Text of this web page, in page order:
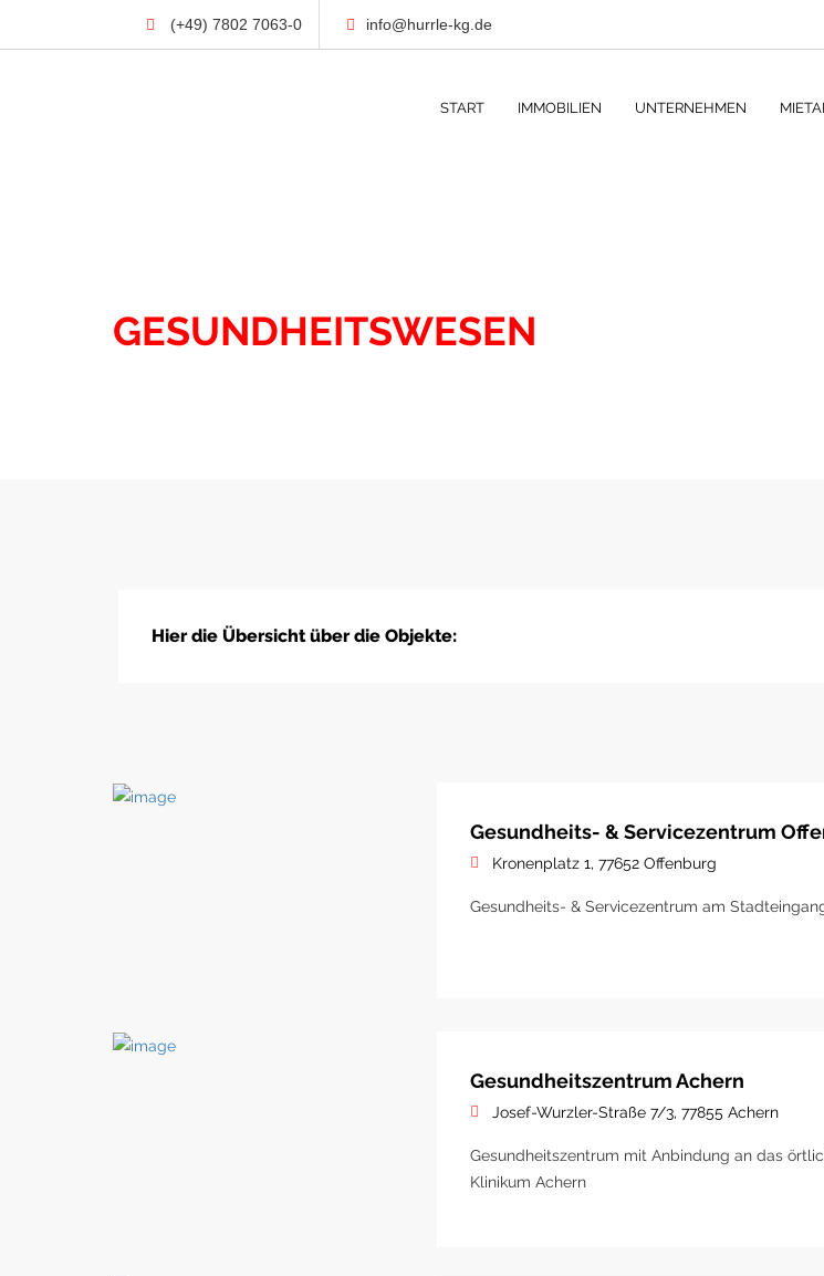
(+49) 7802 7063-0 info@hurrle-kg.de
START IMMOBILIEN UNTERNEHMEN
GESUNDHEITSWESEN
Hier die Übersicht über die Objekte:
Gesundheits- & Servicezentrum
Kronenplatz 1, 77652 Offenburg
Gesundheits- & Servicezentrum am
Gesundheitszentrum Achern
Josef-Wurzler-Straße 7/3, 77855 Achern
Gesundheitszentrum mit Anbindung an das
Klinikum Achern